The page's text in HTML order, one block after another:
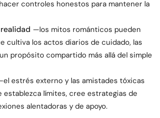
controles honestos para mantener la
—los mitos románticos pueden
cultiva los actos diarios de cuidado, las
propósito compartido más allá del simple
estrés externo y las amistades tóxicas
establezca límites, cree estrategias de
alentadoras y de apoyo.